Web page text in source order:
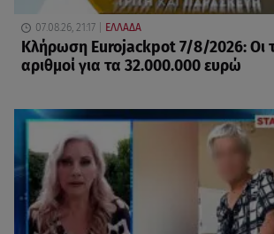
07.08.26, 21:17 ΕΛΛΑΔΑ
Κλήρωση Eurojackpot 7/8/2026: Οι
αριθμοί για τα 32.000.000 ευρώ